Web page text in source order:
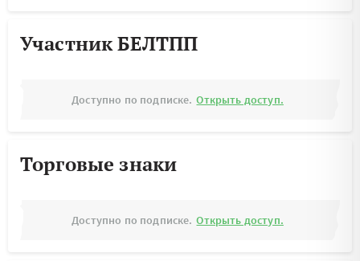
Участник БЕЛТПП
Доступно по подписке. Открыть доступ.
Торговые знаки
Доступно по подписке. Открыть доступ.